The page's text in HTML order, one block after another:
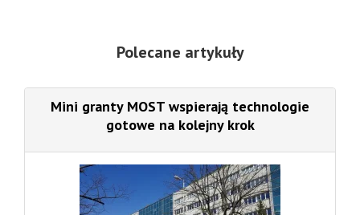
Polecane artykuły
Mini granty MOST wspierają technologie
gotowe na kolejny krok